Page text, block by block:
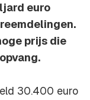
euro
prijs die
30.400 euro